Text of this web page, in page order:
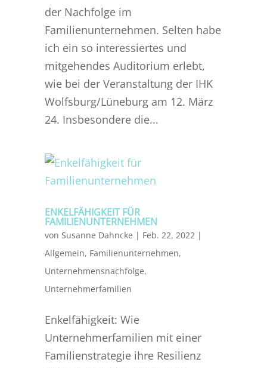
der Nachfolge im
Familienunternehmen. Selten habe
ich ein so interessiertes und
mitgehendes Auditorium erlebt,
wie bei der Veranstaltung der IHK
Wolfsburg/Lüneburg am 12. März
24. Insbesondere die...
ENKELFÄHIGKEIT FÜR
FAMILIENUNTERNEHMEN
von Susanne Dahncke | Feb. 22, 2022|
Allgemein, Familienunternehmen,
Unternehmensnachfolge,
Unternehmerfamilien
Enkelfähigkeit: Wie
Unternehmerfamilien mit einer
Familienstrategie ihre Resilienz